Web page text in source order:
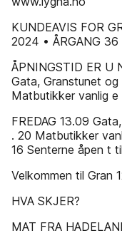
KUNDEAVIS FOR
2024 • ÅRGANG 36
ÅPNINGSTID ER U
Gata, Granstunet
Matbutikker vanlig e
FREDAG 13.09
. 20 Matbutikker
16 Senterne åpen t
Velkommen til Gran
HVA SKJER?
MAT FRA